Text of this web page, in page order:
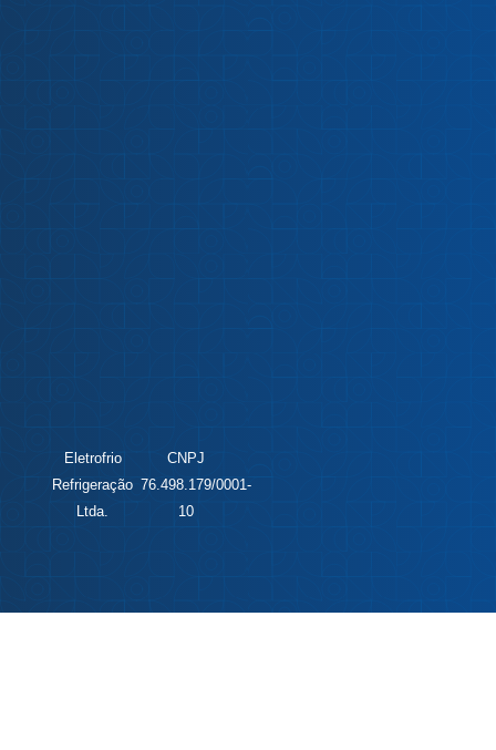
Eletrofrio
Refrigeração
Ltda.
CNPJ
76.498.179/0001-
10